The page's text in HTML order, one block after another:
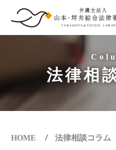
個人のお客様
法人のお客様
法律相
HOME 法律相談コラム